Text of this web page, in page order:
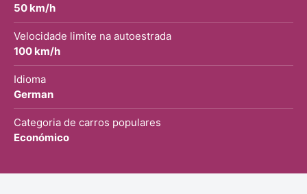
50 km/h
Velocidade limite na autoestrada
100 km/h
Idioma
German
Categoria de carros populares
Económico